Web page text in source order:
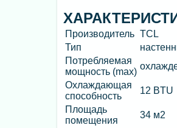
Производитель TCL
Тип
Потребляемая
мощность (max)
Охлаждающая
способность
12 BTU
Площадь
помещения
34 м2